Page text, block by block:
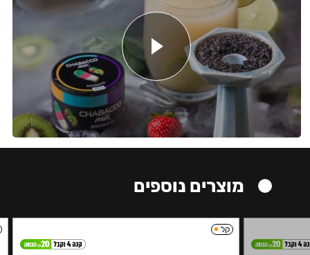
מוצרים נוספים
קל